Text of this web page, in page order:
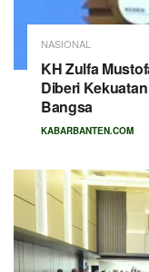
NASIONAL
KH Zulfa
Diberi
Bangsa
KABARBANTEN.COM